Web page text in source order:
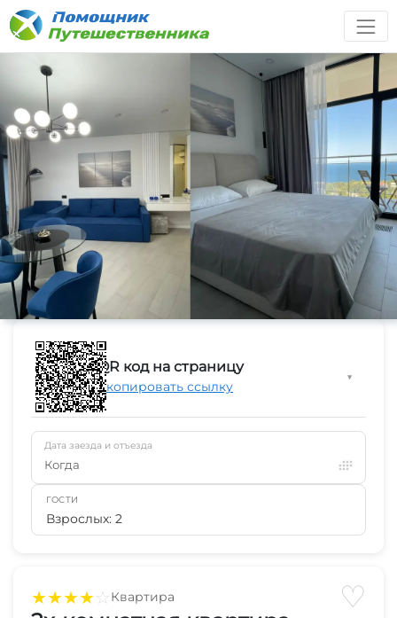
★★★★☆Квартира ♡
QR код на страницу
Скопировать ссылку
▼
Дата заезда и отъезда
Когда
ГОСТИ
Взрослых: 2